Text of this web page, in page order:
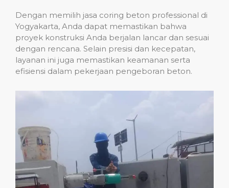
Dengan memilih jasa coring beton professional di
Yogyakarta, Anda dapat memastikan bahwa
proyek konstruksi Anda berjalan lancar dan sesuai
dengan rencana. Selain presisi dan kecepatan,
layanan ini juga memastikan keamanan serta
efisiensi dalam pekerjaan pengeboran beton.